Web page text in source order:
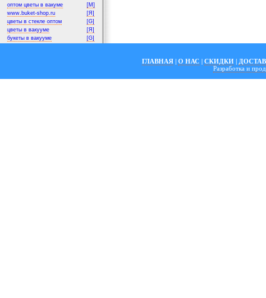
оптом цветы в вакуме
[M]
www.buket-shop.ru
[Я]
цветы в стекле оптом
[G]
цветы в вакууме
[Я]
букеты в вакууме
[G]
ГЛАВНАЯ | О НАС | СКИДКИ |
Разработка и